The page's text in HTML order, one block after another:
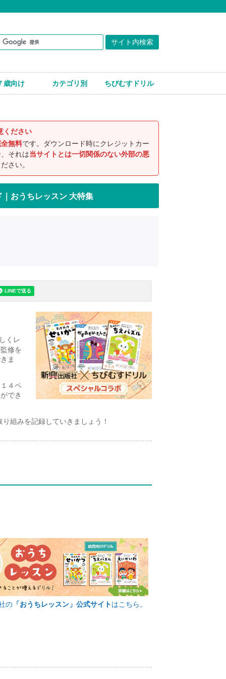
歳向け カテゴリ別 ちびむすドリル
ください
無料です。ダウンロード時にクレジットカー
それは当サイトとは一切関係のない外部の悪
さい。
おうちレッスン 大特集
くレ
修を
ま
４ペ
でき
組みを記録していきましょう！
の 「おうちレッスン」公式サイトはこちら。